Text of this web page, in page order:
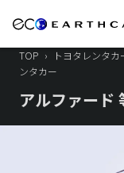
TOP › トヨタレンタ
ンタカー
アルファード